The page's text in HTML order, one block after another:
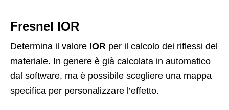
Fresnel IOR
Determina il valore IOR per il calcolo dei riflessi del
materiale. In genere è già calcolata in automatico
dal software, ma è possibile scegliere una mappa
specifica per personalizzare l’effetto.